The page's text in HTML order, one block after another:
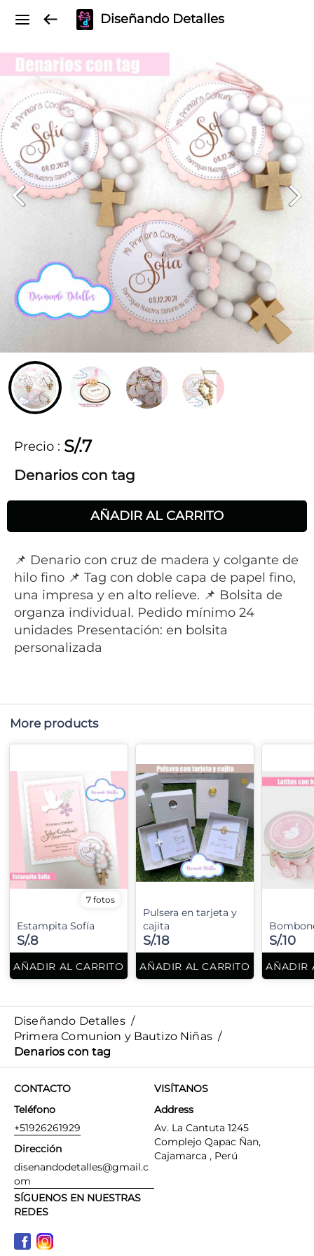
Diseñando Detalles
Precio : S/.7
Denarios con tag
AÑADIR AL CARRITO
📌 Denario con cruz de madera y colgante de
hilo fino 📌 Tag con doble capa de papel fino,
una impresa y en alto relieve. 📌 Bolsita de
organza individual. Pedido mínimo 24
unidades Presentación: en bolsita
personalizada
More products
7 fotos
Estampita Sofía
S/.8
AÑADIR AL CARRITO
Pulsera en tarjeta y
cajita
S/.18
AÑADIR AL CARRITO
S/.10
AÑADIR
Diseñando Detalles /
Primera Comunion y Bautizo Niñas /
Denarios con tag
CONTACTO
Teléfono
+51926261929
Dirección
disenandodetalles@gmail.c
om
VISÍTANOS
Address
Av. La Cantuta 1245
Complejo Qapac Ñan,
Cajamarca , Perú
SÍGUENOS EN NUESTRAS
REDES